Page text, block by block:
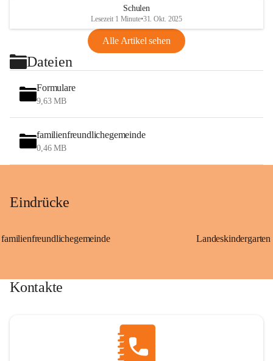
Schulen
Lesezeit 1 Minute•31. Okt. 2025
Alle Artikel sehen
Dateien
Formulare
9,63 MB
familienfreundlichegemeinde
0,46 MB
Eindrücke
familienfreundlichegemeinde
Kontakte